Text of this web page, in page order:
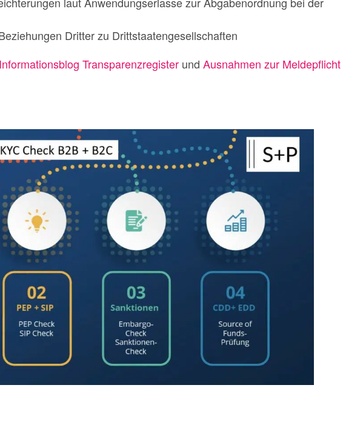
Dritter zu Drittstaatengesellschaften
Informationsblog Transparenzregister und Ausnahmen zur Meldepflicht